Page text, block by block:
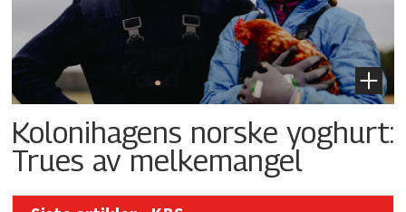
Kolonihagens norske yoghurt:
Trues av melkemangel